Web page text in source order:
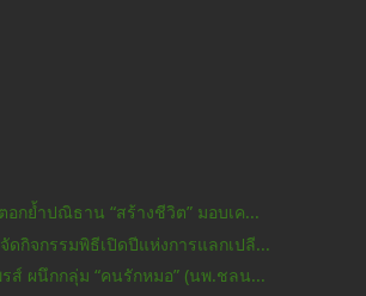
อกย้ำปณิธาน “สร้างชีวิต” มอบเค...
ดกิจกรรมพิธีเปิดปีแห่งการแลกเปลี...
รส์ ผนึกกลุ่ม “คนรักหมอ” (นพ.ชลน...